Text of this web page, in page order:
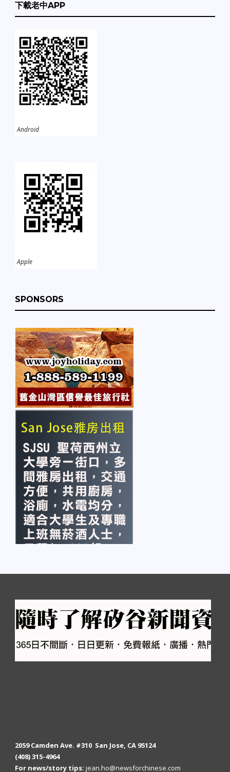
下載老中APP
Android
Apple
SPONSORS
2059 Camden Ave. #310 San Jose, CA 95124
(408) 315-4964
For news/story tips: jean.ho@newsforchinese.com